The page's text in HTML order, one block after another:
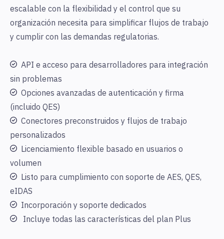
escalable con la flexibilidad y el control que su
organización necesita para simplificar flujos de trabajo
y cumplir con las demandas regulatorias.
API e acceso para desarrolladores para integración
sin problemas
Opciones avanzadas de autenticación y firma
(incluido QES)
Conectores preconstruidos y flujos de trabajo
personalizados
Licenciamiento flexible basado en usuarios o
volumen
Listo para cumplimiento con soporte de AES, QES,
eIDAS
Incorporación y soporte dedicados
Incluye todas las características del plan Plus